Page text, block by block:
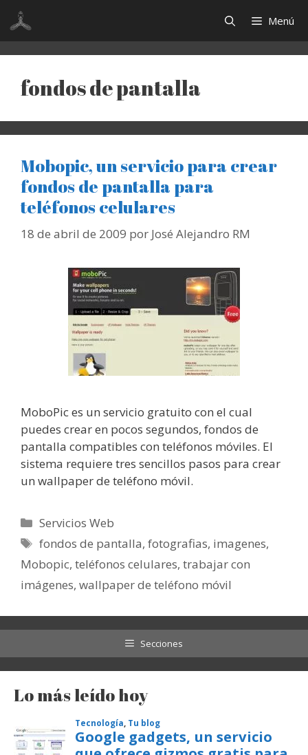
Saltar
contenido
Menú
fondos de pantalla
Mobopic, un servicio para crear
fondos de pantalla para
teléfonos celulares
18 de abril de 2009 por José Alejandro RM
MoboPic es un servicio gratuito con el cual
puedes crear en pocos segundos, fondos de
pantalla compatibles con teléfonos móviles. El
sistema requiere tres sencillos pasos para crear
un wallpaper de teléfono móvil.
Categorías
Servicios Web
Etiquetas
fondos de pantalla,fotografias, imagenes,
Mobopic, teléfonos celulares, trabajar con
imágenes, wallpaper de teléfono móvil
Secciones
Lo más leído hoy